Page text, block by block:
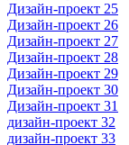
Дизайн-проект 25
Дизайн-проект 26
Дизайн-проект 27
Дизайн-проект 28
Дизайн-проект 29
Дизайн-проект 30
Дизайн-проект 31
дизайн-проект 32
дизайн-проект 33